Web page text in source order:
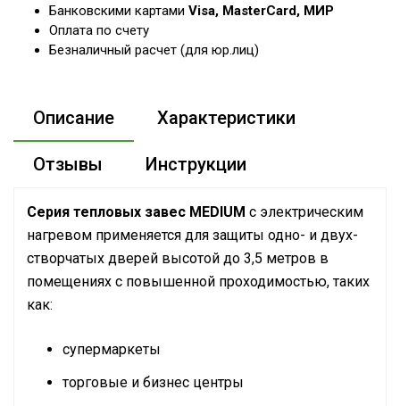
Банковскими картами Visa, MasterCard, МИР
Оплата по счету
Безналичный расчет (для юр.лиц)
Описание Характеристики
Отзывы Инструкции
Серия тепловых завес MEDIUM с электрическим
нагревом применяется для защиты одно- и двух-
створчатых дверей высотой до 3,5 метров в
помещениях с повышенной проходимостью, таких
как:
супермаркеты
торговые и бизнес центры